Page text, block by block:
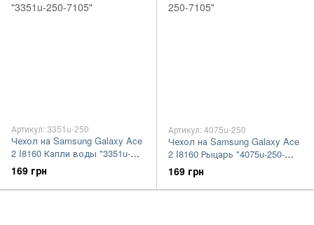
Артикул: 3351u-250
Чехол на Samsung Galaxy Ace
2 I8160 Капли воды "3351u-
250-7105"
169 грн
Артикул: 4075u-250
Чехол на Samsung Galaxy Ace
2 I8160 Рыцарь "4075u-250-
7105"
169 грн